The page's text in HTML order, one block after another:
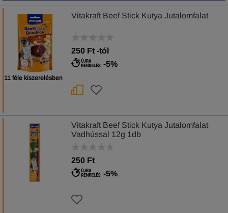
11 féle kiszerelésben
Vitakraft Beef Stick Kutya Jutalomfalat
250 Ft -tól
-5%
Vitakraft Beef Stick Kutya Jutalomfalat
Vadhússal 12g 1db
250 Ft
-5%